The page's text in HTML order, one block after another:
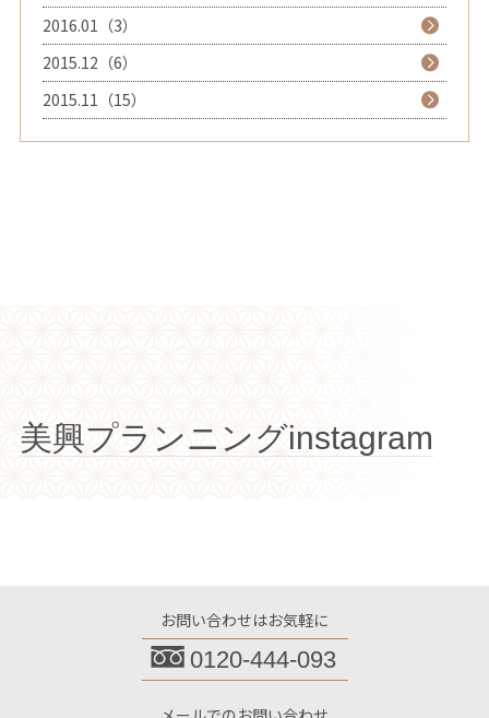
2016.01（3）
2015.12（6）
2015.11（15）
美興プランニングinstagram
お問い合わせはお気軽に
0120-444-093